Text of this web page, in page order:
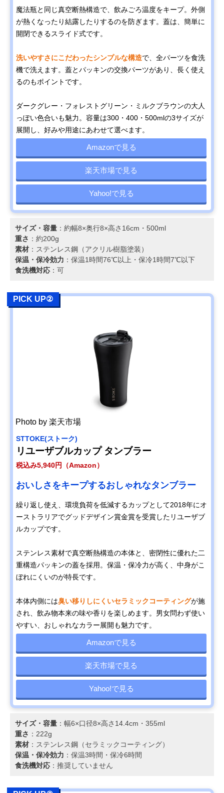
リムクエンチャー
0.6L
Amazonで見る
アイリスオーヤマ
(IRIS OHYAMA)
ラー トラベラーリ
TLT350
ミニマルなデザイ
‎Francfranc スイー
ザイン
Amazonで見る
POKETLE(ポケト
ル) ビードロ 330
いつもの飲み物が
おしゃれに見える
ガラス製
直径8×高さ
Amazonで見る
カ
(DEAN&DELUCA)
ステンレスタンブ
お家でカフェ気
分。使いやすいコ
ンパクトサイズ
高さ12.2cm・約
Amazonで見る
象印マホービン ス
テンレス キャリー
JS40
持ち運びやすいハ
ンドル付き
約幅7.5×奥行
高さ22.5cm・
Amazonで見る
Stojo タンブラー
ポケット 355ml
422695
飲み終わったら小
さくたたんでバッ
グにイン
カフェマグ フタ付
とタフさが魅力
ワールドパーティ
ー(Wpc.) ステンレ
ス2wayタンブラ
北欧風の人気テキ
スタイル柄をプリ
ント
きざむ 名入れ 生
絞りレモンタンブ
レモンサワーを飲
む方へのギフトに
Amazonで見る
スケーター
(Skater) コーヒー
タンブラー 350ml
STBC3F
一息
魔法瓶と同じ真空断熱構造で、飲みごろ温度をキープ。外側
が熱くなったり結露したりするのを防ぎます。蓋は、簡単に
開閉できるスライド式です。
洗いやすさにこだわったシンプルな構造で、全パーツを食洗
機で洗えます。蓋とパッキンの交換パーツがあり、長く使え
るのもポイントです。
ダークグレー・フォレストグリーン・ミルクブラウンの大人
っぽい色合いも魅力。容量は300・400・500mlの3サイズが
展開し、好みや用途にあわせて選べます。
Amazonで見る
楽天市場で見る
Yahoo!で見る
サイズ・容量 ：約幅8×奥行8×高さ16cm・500ml
重さ ：約200g
素材 ：ステンレス鋼（アクリル樹脂塗装）
保温・保冷効力 ：保温1時間76℃以上・保冷1時間7℃以下
食洗機対応 ：可
PICK UP②
Photo by 楽天市場
STTOKE(ストーク)
リユーザブルカップ タンブラー
税込み5,940円（Amazon）
おいしさをキープするおしゃれなタンブラー
繰り返し使え、環境負荷を低減するカップとして2018年にオ
ーストラリアでグッドデザイン賞金賞を受賞したリユーザブ
ルカップです。
ステンレス素材で真空断熱構造の本体と、密閉性に優れた二
重構造パッキンの蓋を採用。保温・保冷力が高く、中身がこ
ぼれにくいのが特長です。
本体内側には臭い移りしにくいセラミックコーティングが施
され、飲み物本来の味や香りを楽しめます。男女問わず使い
やすい、おしゃれなカラー展開も魅力です。
Amazonで見る
楽天市場で見る
Yahoo!で見る
サイズ・容量 ：幅6×口径8×高さ14.4cm・355ml
重さ ：222g
素材 ：ステンレス鋼（セラミックコーティング）
保温・保冷効力 ：保温3時間・保冷6時間
食洗機対応 ：推奨していません